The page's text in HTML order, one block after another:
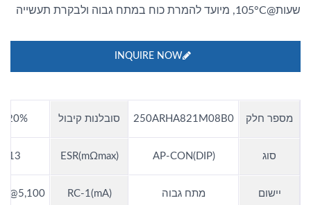
שעות@105°C, מיועד להמרת כוח במתח גבוה ולבקרת תעשייה
INQUIRE NOW
מספר חלק 250ARHA821M08B0 סובלנות קיבול ±20%
סוג AP-CON(DIP)
ESR(mΩmax)
13
יישום מתח גבוה RC-1(mA)
5,100@105C